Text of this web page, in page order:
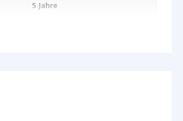
5 Jahre